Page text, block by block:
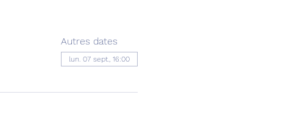
Autres dates
lun. 07 sept., 16:00